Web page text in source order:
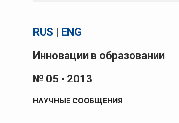
RUS | ENG
Инновации в образовании
№ 05 • 2013
НАУЧНЫЕ СООБЩЕНИЯ